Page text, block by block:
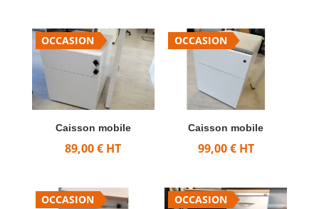
OCCASION
Caisson mobile
89,00€ HT
OCCASION
Caisson mobile
99,00€ HT
OCCASION OCCASION